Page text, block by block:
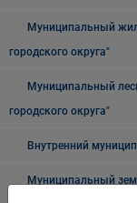
Муниципальный
городского округа"
Муниципальный
городского округа"
Внутренний
Муниципальный